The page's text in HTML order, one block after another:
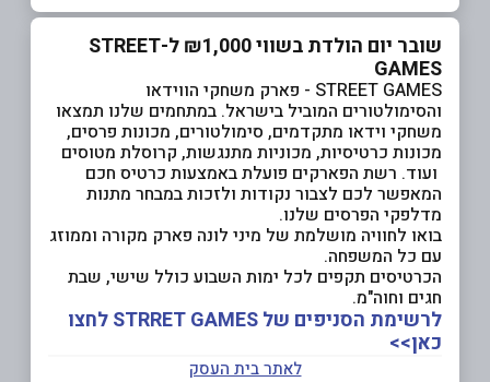
שובר יום הולדת בשווי ₪1,000 ל-STREET
GAMES
STREET GAMES - פארק משחקי הווידאו
והסימולטורים המוביל בישראל. במתחמים שלנו תמצאו
משחקי וידאו מתקדמים, סימולטורים, מכונות פרסים,
מכונות כרטיסיות, מכוניות מתנגשות, קרוסלת מטוסים
ועוד. רשת הפארקים פועלת באמצעות כרטיס חכם
המאפשר לכם לצבור נקודות ולזכות במבחר מתנות
מדלפקי הפרסים שלנו.
בואו לחוויה מושלמת של מיני לונה פארק מקורה וממוזג
עם כל המשפחה.
הכרטיסים תקפים לכל ימות השבוע כולל שישי, שבת
חגים וחוה"מ.
לרשימת הסניפים של STRRET GAMES לחצו
כאן>>
לאתר בית העסק